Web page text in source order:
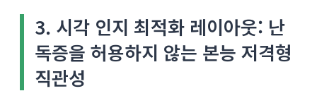
3. 시각 인지 최적화 레이아웃: 난
독증을 허용하지 않는 본능 저격형
직관성